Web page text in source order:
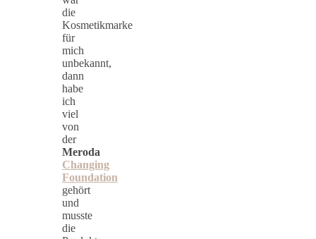
die
Kosmetikmarke
für
mich
unbekannt,
dann
habe
ich
viel
von
der
Meroda
Changing
Foundation
gehört
und
musste
die